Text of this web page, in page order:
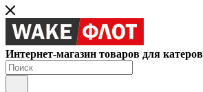
Интернет-магазин товаров для